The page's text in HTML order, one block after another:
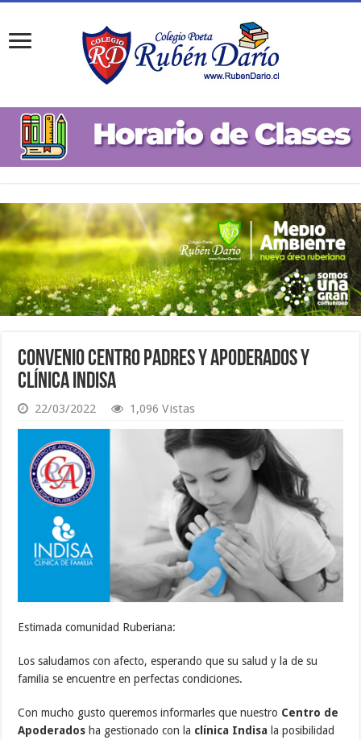
Convenio Centro Padres y Apoderados y
Clínica Indisa
22/03/2022 1,096 Vistas
Estimada comunidad Ruberiana:
Los saludamos con afecto, esperando que su salud y la de su
familia se encuentre en perfectas condiciones.
Con mucho gusto queremos informarles que nuestro Centro de
Apoderados ha gestionado con la clínica Indisa la posibilidad